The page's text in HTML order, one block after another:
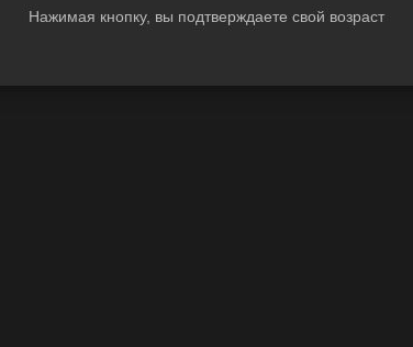
Нажимая кнопку, вы подтверждаете свой возраст